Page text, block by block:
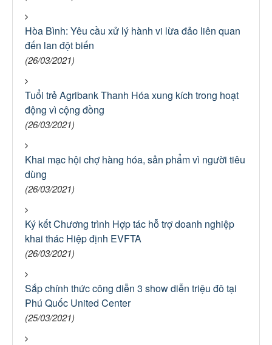
Hòa Bình: Yêu cầu xử lý hành vi lừa đảo liên quan
đến lan đột biến
(26/03/2021)
Tuổi trẻ Agribank Thanh Hóa xung kích trong hoạt
động vì cộng đồng
(26/03/2021)
Khai mạc hội chợ hàng hóa, sản phẩm vì người tiêu
dùng
(26/03/2021)
Ký kết Chương trình Hợp tác hỗ trợ doanh nghiệp
khai thác Hiệp định EVFTA
(26/03/2021)
Sắp chính thức công diễn 3 show diễn triệu đô tại
Phú Quốc United Center
(25/03/2021)